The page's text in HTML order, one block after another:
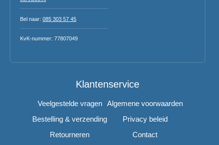
Bel naar: 085 303 57 45
KvK-nummer: 77807049
Klantenservice
Veelgestelde vragen
Bestelling & verzending
Retourneren
Algemene voorwaarden
Privacy beleid
Contact